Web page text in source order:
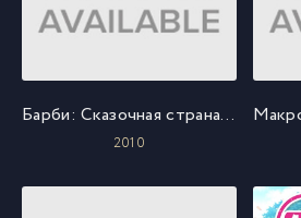
Барби: Сказочная страна Мермедия
2010